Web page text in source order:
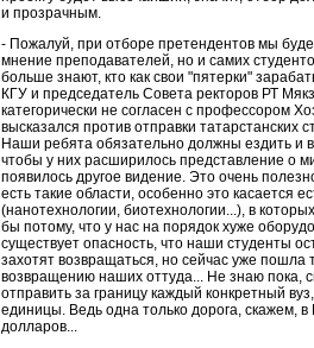
и прозрачным.
- Пожалуй, при отборе претендентов мы
мнение преподавателей, но и самих
больше знают, кто как свои "пятерки"
КГУ и председатель Совета ректоров РТ
категорически не согласен с профессором
высказался против отправки татарстанских
Наши ребята обязательно должны ездить и
чтобы у них расширилось представление о
появилось другое видение. Это очень
есть такие области, особенно это касается
(нанотехнологии, биотехнологии...), в
бы потому, что у нас на порядок хуже
существует опасность, что наши студенты
захотят возвращаться, но сейчас уже пошла
возвращению наших оттуда... Не знаю пока,
отправить за границу каждый конкретный
единицы. Ведь одна только дорога, скажем,
долларов...